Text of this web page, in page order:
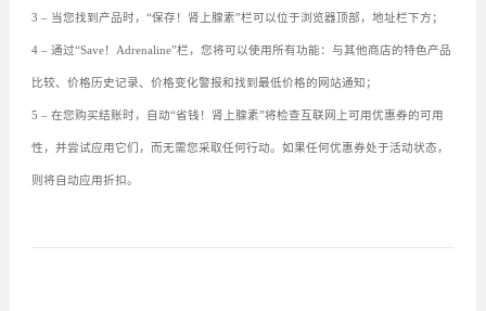
3 – 当您找到产品时，“保存！肾上腺素”栏可以位于浏览器顶部，地址栏下方；
4 – 通过“Save！Adrenaline”栏，您将可以使用所有功能：与其他商店的特色产品
比较、价格历史记录、价格变化警报和找到最低价格的网站通知；
5 – 在您购买结账时，自动“省钱！肾上腺素”将检查互联网上可用优惠券的可用
性，并尝试应用它们，而无需您采取任何行动。如果任何优惠券处于活动状态，
则将自动应用折扣。